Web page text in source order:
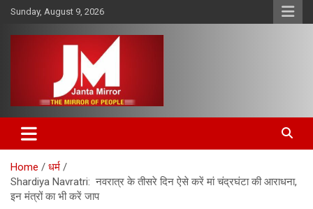
Skip
content
Sunday, August 9, 2026
Janta Mirror
Home
धर्म
Shardiya Navratri: नवरात्र के तीसरे दिन ऐसे करें मां चंद्रघंटा की आराधना,
इन मंत्रों का भी करें जाप